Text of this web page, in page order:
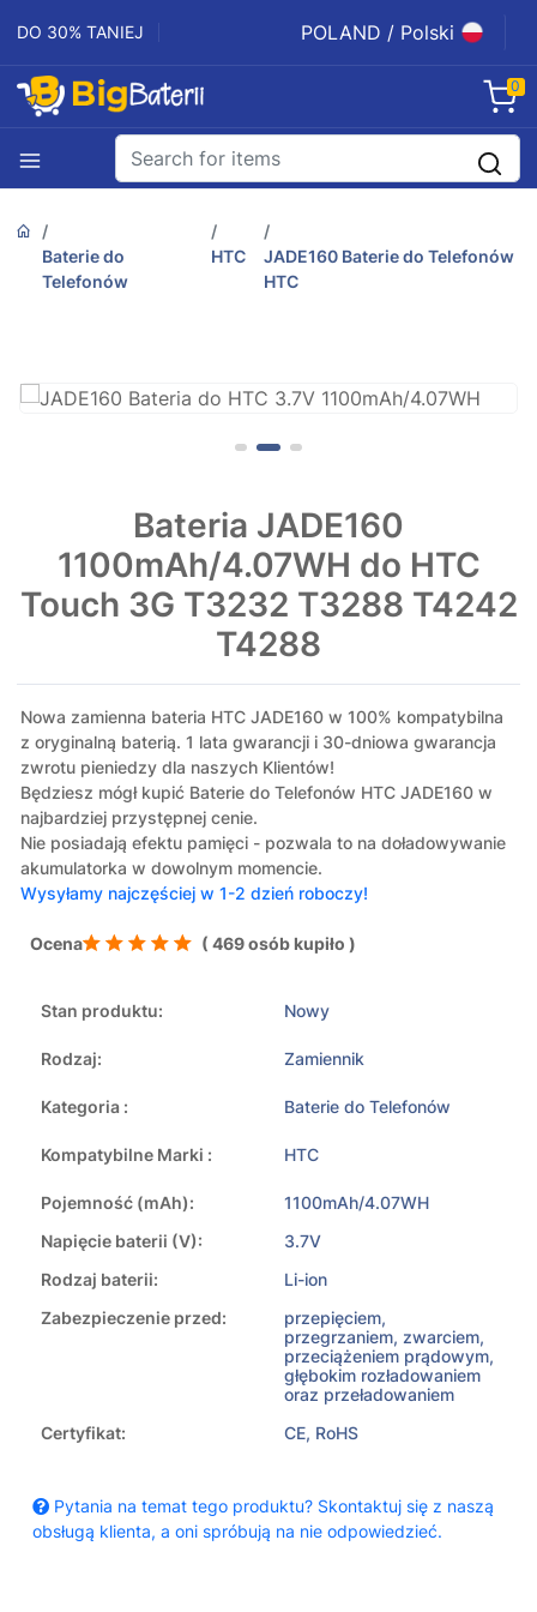
DO 30% TANIEJ POLAND / Polski
0
Baterie do
Telefonów
HTC
JADE160 Baterie do Telefonów
HTC
Bateria JADE160
1100mAh/4.07WH do HTC
Touch 3G T3232 T3288 T4242
T4288
Nowa zamienna bateria HTC JADE160 w 100% kompatybilna
z oryginalną baterią. 1 lata gwarancji i 30-dniowa gwarancja
zwrotu pieniedzy dla naszych Klientów!
Będziesz mógł kupić Baterie do Telefonów HTC JADE160 w
najbardziej przystępnej cenie.
Nie posiadają efektu pamięci - pozwala to na doładowywanie
akumulatorka w dowolnym momencie.
Wysyłamy najczęściej w 1-2 dzień roboczy!
Ocena ( 469 osób kupiło )
Stan produktu: Nowy
Rodzaj: Zamiennik
Kategoria : Baterie do Telefonów
Kompatybilne Marki : HTC
Pojemność (mAh):
1100mAh/4.07WH
Napięcie baterii (V):
3.7V
Rodzaj baterii:
Li-ion
Zabezpieczenie przed:
przepięciem,
przegrzaniem, zwarciem,
przeciążeniem prądowym,
głębokim rozładowaniem
oraz przeładowaniem
Certyfikat:
CE, RoHS
Pytania na temat tego produktu? Skontaktuj się z naszą
obsługą klienta, a oni spróbują na nie odpowiedzieć.